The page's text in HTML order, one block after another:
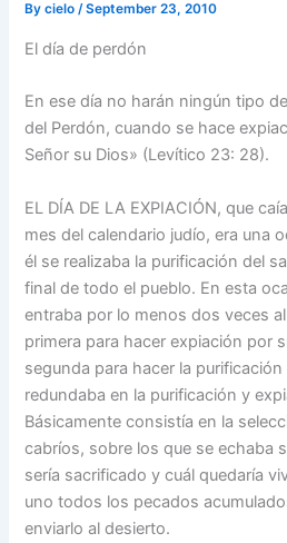
Bycielo/September 23, 2010
El día de perdón
En ese día no harán ningún tipo
del Perdón, cuando se hace
Señor su Dios» (Levítico 23: 28).
EL DÍA DE LA EXPIACIÓN, que
mes del calendario judío, era una
él se realizaba la purificación del
final de todo el pueblo. En esta
entraba por lo menos dos veces
primera para hacer expiación por
segunda para hacer la
redundaba en la purificación y
Básicamente consistía en la
cabríos, sobre los que se echaba
sería sacrificado y cuál quedaría
uno todos los pecados
enviarlo al desierto.